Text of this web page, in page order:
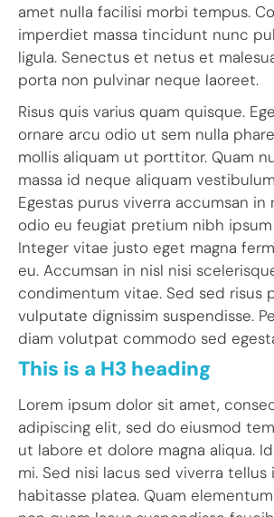
amet nulla facilisi morbi tempus.
imperdiet massa tincidunt nunc
ligula. Senectus et netus et
porta non pulvinar neque laoreet.
Risus quis varius quam quisque.
ornare arcu odio ut sem nulla
mollis aliquam ut porttitor. Quam
massa id neque aliquam
Egestas purus viverra accumsan in
odio eu feugiat pretium nibh
Integer vitae justo eget magna
eu. Accumsan in nisl nisi
condimentum vitae. Sed sed risus
vulputate dignissim suspendisse.
diam volutpat commodo sed
This is a H3 heading
Lorem ipsum dolor sit amet,
adipiscing elit, sed do eiusmod
ut labore et dolore magna aliqua.
mi. Sed nisi lacus sed viverra tellus
habitasse platea. Quam